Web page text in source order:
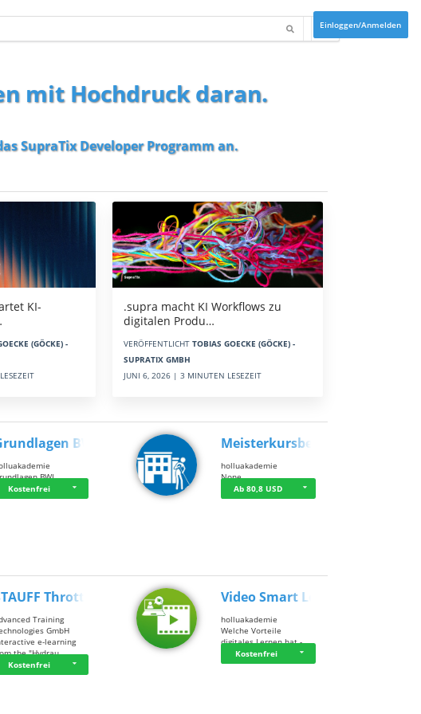
Einloggen/Anmelden
mit Hochdruck daran.
SupraTix Developer Programman.
KI-
(GÖCKE) -
.supra macht KI Workflows zu
digitalen Produ…
VERÖFFENTLICHT TOBIAS GOECKE (GÖCKE) -
SUPRATIX GMBH
JUNI 6, 2026 | 3 MINUTEN LESEZEIT
BWL
BWL
Kostenfrei
Meisterkursbegl…
holluakademie
None
Ab 80,8 USD
Throttle…
Training
GmbH
e-learning
the "Hydrau…
Kostenfrei
Video Smart Lea…
holluakademie
Welche Vorteile
digitales Lernen hat - …
Kostenfrei